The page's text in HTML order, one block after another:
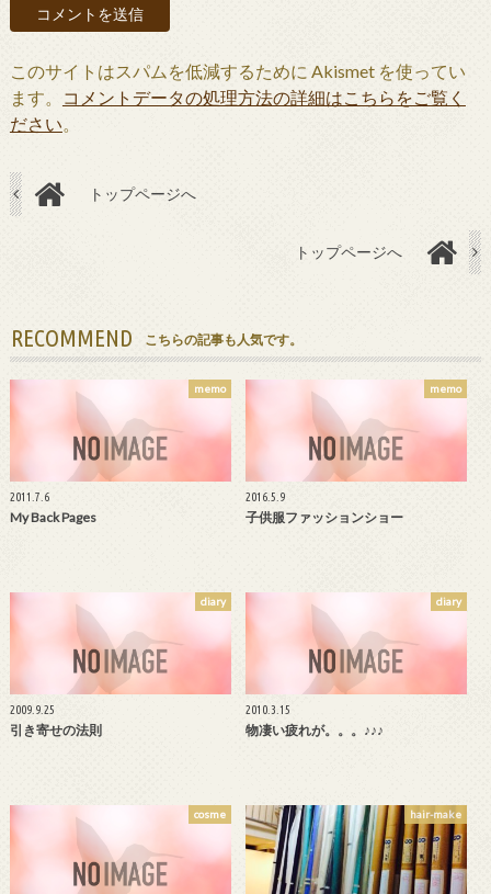
このサイトはスパムを低減するために Akismet を使ってい
ます。
コメントデータの処理方法の詳細はこちらをご覧く
ださい。
トップページへ
トップページへ
RECOMMEND こちらの記事も人気です。
memo
2011.7.6
My Back Pages
memo
2016.5.9
子供服ファッションショー
diary
2009.9.25
引き寄せの法則
diary
2010.3.15
物凄い疲れが。。。♪♪♪
cosme hair-make